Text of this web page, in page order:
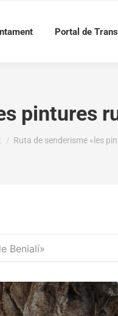
Portal de
pintures
Ruta de senderisme «les
Benialí»